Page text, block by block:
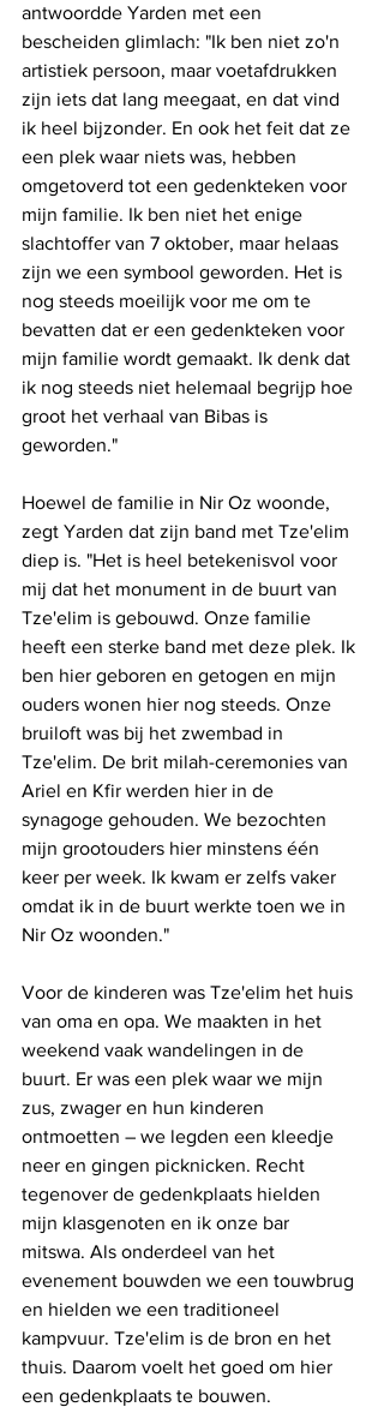
antwoordde Yarden met een
bescheiden glimlach: "Ik ben niet zo'n
artistiek persoon, maar voetafdrukken
zijn iets dat lang meegaat, en dat vind
ik heel bijzonder. En ook het feit dat ze
een plek waar niets was, hebben
omgetoverd tot een gedenkteken voor
mijn familie. Ik ben niet het enige
slachtoffer van 7 oktober, maar helaas
zijn we een symbool geworden. Het is
nog steeds moeilijk voor me om te
bevatten dat er een gedenkteken voor
mijn familie wordt gemaakt. Ik denk dat
ik nog steeds niet helemaal begrijp hoe
groot het verhaal van Bibas is
geworden."
Hoewel de familie in Nir Oz woonde,
zegt Yarden dat zijn band met Tze'elim
diep is. "Het is heel betekenisvol voor
mij dat het monument in de buurt van
Tze'elim is gebouwd. Onze familie
heeft een sterke band met deze plek. Ik
ben hier geboren en getogen en mijn
ouders wonen hier nog steeds. Onze
bruiloft was bij het zwembad in
Tze'elim. De brit milah-ceremonies van
Ariel en Kfir werden hier in de
synagoge gehouden. We bezochten
mijn grootouders hier minstens één
keer per week. Ik kwam er zelfs vaker
omdat ik in de buurt werkte toen we in
Nir Oz woonden."
Voor de kinderen was Tze'elim het huis
van oma en opa. We maakten in het
weekend vaak wandelingen in de
buurt. Er was een plek waar we mijn
zus, zwager en hun kinderen
ontmoetten – we legden een kleedje
neer en gingen picknicken. Recht
tegenover de gedenkplaats hielden
mijn klasgenoten en ik onze bar
mitswa. Als onderdeel van het
evenement bouwden we een touwbrug
en hielden we een traditioneel
kampvuur. Tze'elim is de bron en het
thuis. Daarom voelt het goed om hier
een gedenkplaats te bouwen.